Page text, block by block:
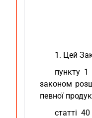
1. Цей
пункту 1
законом
певної
статті